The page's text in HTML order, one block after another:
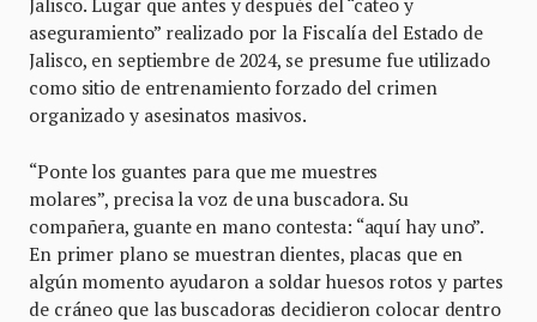
Jalisco. Lugar que antes y después del “cateo y
aseguramiento” realizado por la Fiscalía del Estado de
Jalisco, en septiembre de 2024, se presume fue utilizado
como sitio de entrenamiento forzado del crimen
organizado y asesinatos masivos.
“Ponte los guantes para que me muestres
molares”, precisa la voz de una buscadora. Su
compañera, guante en mano contesta: “aquí hay uno”.
En primer plano se muestran dientes, placas que en
algún momento ayudaron a soldar huesos rotos y partes
de cráneo que las buscadoras decidieron colocar dentro